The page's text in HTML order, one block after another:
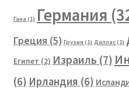
Гана (1) Германия
Греция (5) Грузия (1) Даллас(1)
Египет (2) Израиль (7)
(6) Ирландия (6)